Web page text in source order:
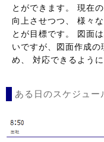
とができます。 現在
向上させつつ、 様々
とが目標です。 図面
いですが、図面作成
め、 対応できるように
ある日のスケジュー